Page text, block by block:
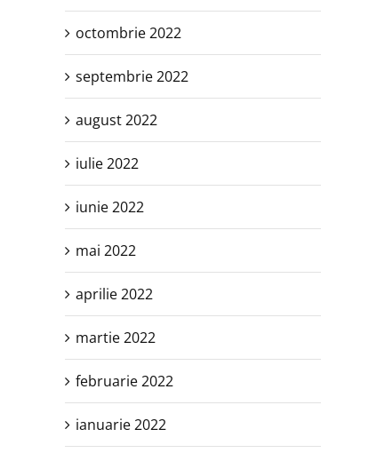
octombrie 2022
septembrie 2022
august 2022
iulie 2022
iunie 2022
mai 2022
aprilie 2022
martie 2022
februarie 2022
ianuarie 2022